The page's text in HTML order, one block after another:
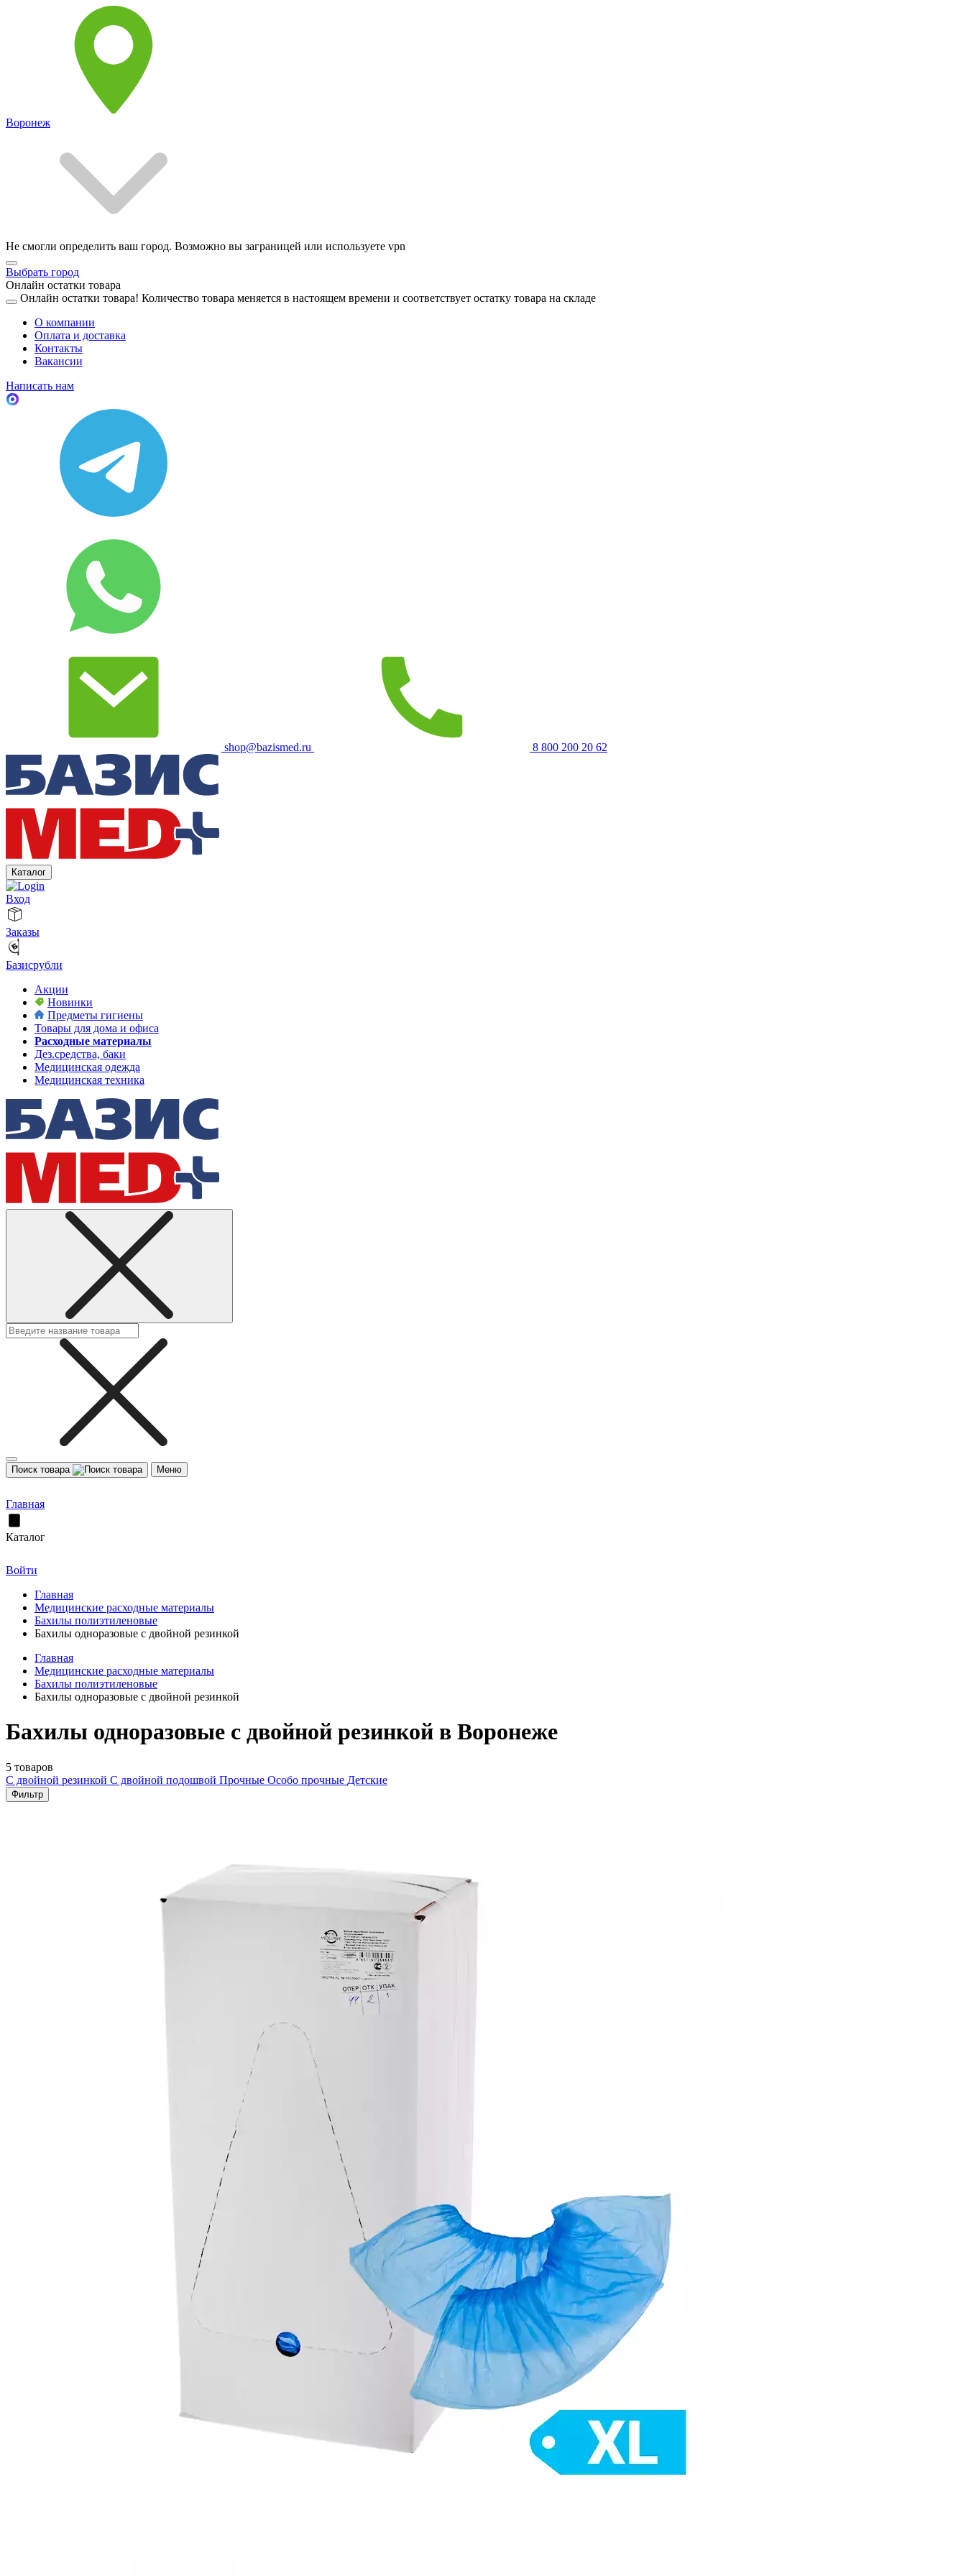
Воронеж
Не смогли определить ваш город. Возможно вы заграницей или используете vpn
Выбрать город
Онлайн остатки товара
Онлайн остатки товара! Количество товара меняется в настоящем времени и соответствует остатку товара на складе
О компании
Оплата и доставка
Контакты
Вакансии
Написать нам
shop@bazismed.ru 8 800 200 20 62
Каталог
Вход
Заказы
Базисрубли
Акции
Новинки
Предметы гигиены
Товары для дома и офиса
Расходные материалы
Дез.средства, баки
Медицинская одежда
Медицинская техника
Поиск товара Меню
Главная
Каталог
Войти
Главная
Медицинские расходные материалы
Бахилы полиэтиленовые
Бахилы одноразовые с двойной резинкой
Главная
Медицинские расходные материалы
Бахилы полиэтиленовые
Бахилы одноразовые с двойной резинкой
Бахилы одноразовые с двойной резинкой в Воронеже
5 товаров
С двойной резинкой С двойной подошвой Прочные Особо прочные Детские
Фильтр